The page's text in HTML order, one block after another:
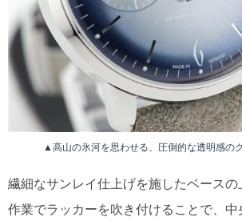
▲高山の氷河を思わせる、圧倒的な透明感の
繊細なサンレイ仕上げを施したベース
作業でラッカーを吹き付けることで、中